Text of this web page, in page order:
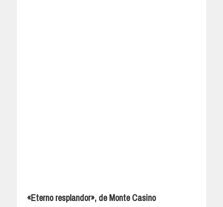
«Eterno resplandor», de Monte Casino